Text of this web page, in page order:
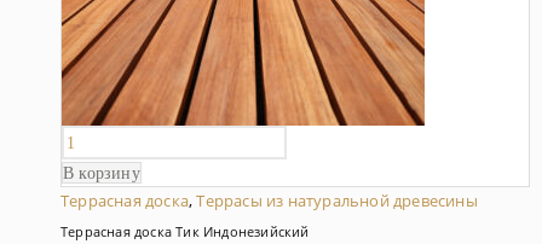
В корзину
Террасная доска,Террасы из натуральной древесины
Террасная доска Тик Индонезийский